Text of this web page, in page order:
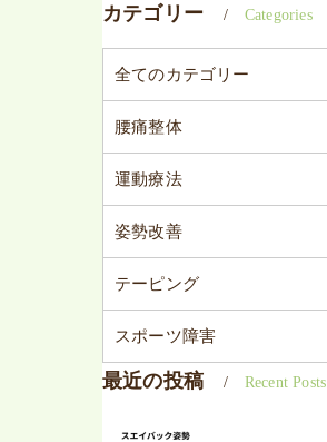
カテゴリー Categories
全てのカテゴリー
腰痛整体
運動療法
姿勢改善
テーピング
スポーツ障害
最近の投稿 Recent Posts